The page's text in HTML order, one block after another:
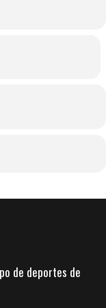
busca en el
online, visita
de deportes de